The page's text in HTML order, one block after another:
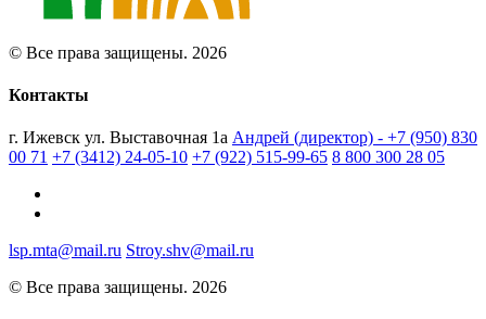
© Все права защищены. 2026
Контакты
г. Ижевск ул. Выставочная 1а Андрей (директор) - +7 (950) 830
00 71 +7 (3412) 24-05-10 +7 (922) 515-99-65 8 800 300 28 05
lsp.mta@mail.ru Stroy.shv@mail.ru
© Все права защищены. 2026